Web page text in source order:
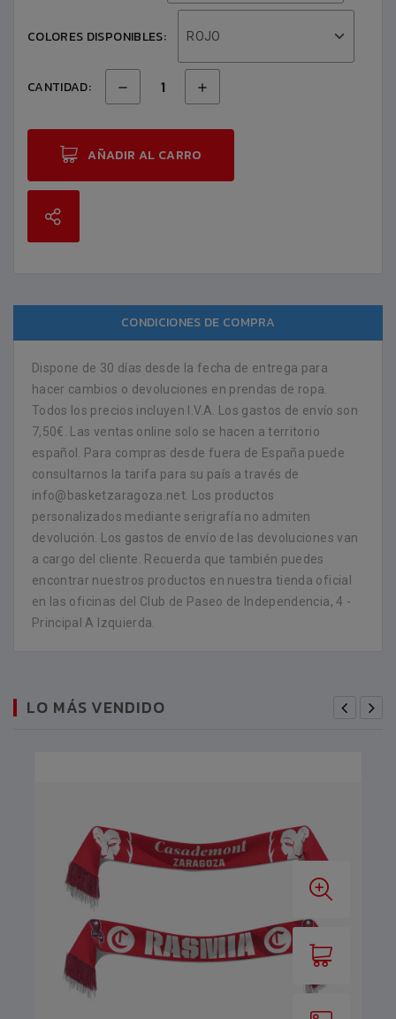
COLORES DISPONIBLES: ROJO
CANTIDAD:
AÑADIR AL CARRO
CONDICIONES DE COMPRA
Dispone de 30 días desde la fecha de entrega para
hacer cambios o devoluciones en prendas de ropa.
Todos los precios incluyen I.V.A. Los gastos de envío son
7,50€. Las ventas online solo se hacen a territorio
español. Para compras desde fuera de España puede
consultarnos la tarifa para su país a través de
info@basketzaragoza.net. Los productos
personalizados mediante serigrafía no admiten
devolución. Los gastos de envío de las devoluciones van
a cargo del cliente. Recuerda que también puedes
encontrar nuestros productos en nuestra tienda oficial
en las oficinas del Club de Paseo de Independencia, 4 -
Principal A Izquierda.
LO MÁS VENDIDO